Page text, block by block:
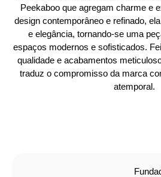
Peekaboo que agregam charme e
design contemporâneo e refinado,
e elegância, tornando-se uma
espaços modernos e sofisticados.
qualidade e acabamentos
traduz o compromisso da marca
atemporal.